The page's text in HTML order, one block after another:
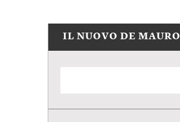
IL NUOVO DE MAURO